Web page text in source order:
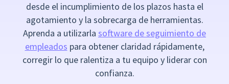
desde el incumplimiento de los plazos hasta el
agotamiento y la sobrecarga de herramientas.
Aprenda a utilizarla software de seguimiento de
empleados para obtener claridad rápidamente,
corregir lo que ralentiza a tu equipo y liderar con
confianza.